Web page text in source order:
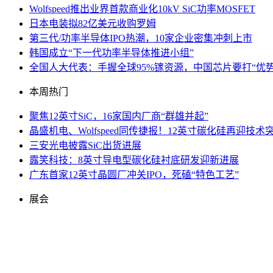
Wolfspeed推出业界首款商业化10kV SiC功率MOSFET
日本电装拟82亿美元收购罗姆
第三代/功率半导体IPO热潮，10家企业密集冲刺上市
韩国成立“下一代功率半导体推进小组”
全国人大代表：手握全球95%镓资源，中国芯片要打“优
本周热门
聚焦12英寸SiC，16家国内厂商“群雄并起”
晶盛机电、Wolfspeed同传捷报！12英寸碳化硅再迎技术
三安光电披露SiC出货进展
露笑科技：8英寸导电型碳化硅衬底研发迎新进展
广东首家12英寸晶圆厂冲关IPO，死磕“特色工艺”
展会